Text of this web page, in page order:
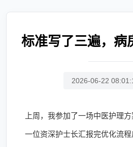
标准写了三遍，病
2026-06-22
上周，我参加了一场中医护理方
一位资深护士长汇报完优化流程